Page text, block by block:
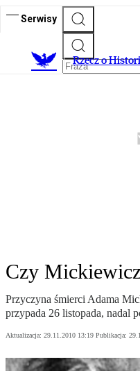
Serwisy
Rzecz o
Czy
Przyczyna śmierci Adama
przypada 26 listopada, nadal
Aktualizacja: 29.11.2010 13:19 Publikacja: